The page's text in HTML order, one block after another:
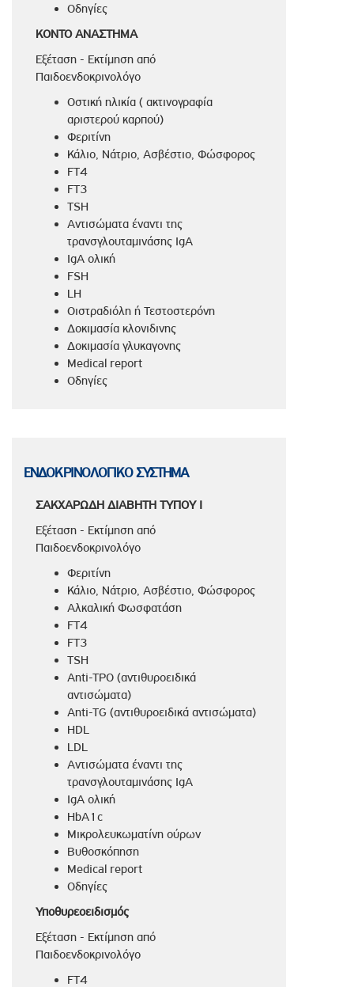
Οδηγίες
ΚΟΝΤΟ ΑΝΑΣΤΗΜΑ
Εξέταση - Εκτίμηση από
Παιδοενδοκρινολόγο
Οστική ηλικία ( ακτινογραφία
αριστερού καρπού)
Φεριτίνη
Κάλιο, Νάτριο, Ασβέστιο, Φώσφορος
FT4
FT3
TSH
Αντισώματα έναντι της
τρανσγλουταμινάσης IgA
IgA ολική
FSH
LH
Οιστραδιόλη ή Τεστοστερόνη
Δοκιμασία κλονιδινης
Δοκιμασία γλυκαγονης
Medical report
Οδηγίες
ΕΝΔΟΚΡΙΝΟΛΟΓΙΚΟ ΣΥΣΤΗΜΑ
ΣΑΚΧΑΡΩΔΗ ΔΙΑΒΗΤΗ ΤΥΠΟΥ Ι
Εξέταση - Εκτίμηση από
Παιδοενδοκρινολόγο
Φεριτίνη
Κάλιο, Νάτριο, Ασβέστιο, Φώσφορος
Αλκαλική Φωσφατάση
FT4
FT3
TSH
Anti-TPO (αντιθυροειδικά
αντισώματα)
Anti-TG (αντιθυροειδικά αντισώματα)
HDL
LDL
Αντισώματα έναντι της
τρανσγλουταμινάσης IgA
IgA ολική
HbA1c
Μικρολευκωματίνη ούρων
Βυθοσκόπηση
Medical report
Οδηγίες
Υποθυρεοειδισμός
Εξέταση - Εκτίμηση από
Παιδοενδοκρινολόγο
FT4